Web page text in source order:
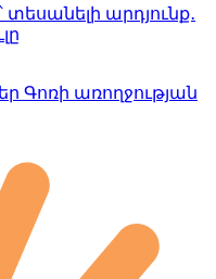
տեսանելի արդյունք․
Գոռի առողջության